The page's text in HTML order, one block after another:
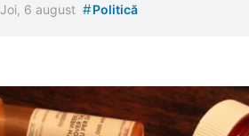
Joi, 6 august #Politică